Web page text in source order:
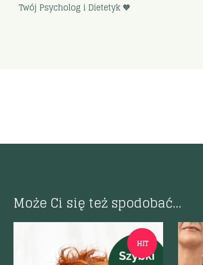
Twój Psycholog i Dietetyk 🧡
Może Ci się też spodobać…
HIT